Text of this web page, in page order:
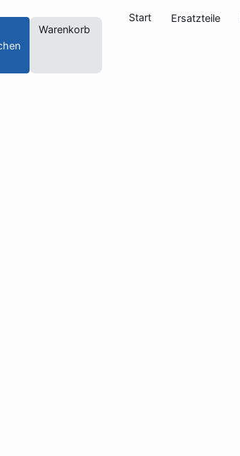
Warenkorb
Start Ersatzteile